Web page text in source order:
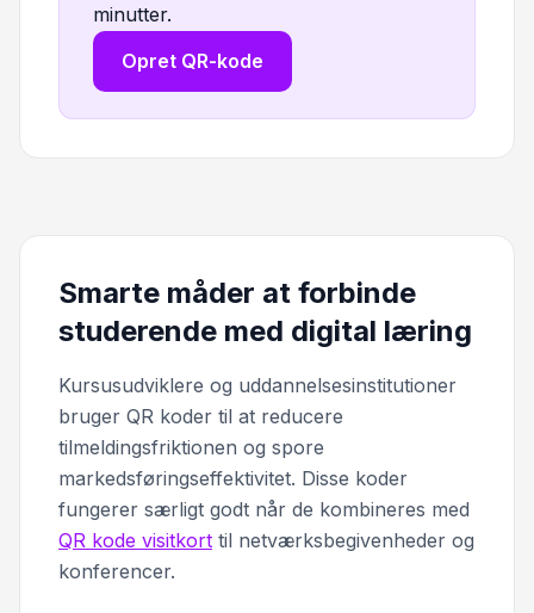
minutter.
Opret QR-kode
Smarte måder at forbinde
studerende med digital læring
Kursusudviklere og uddannelsesinstitutioner
bruger QR koder til at reducere
tilmeldingsfriktionen og spore
markedsføringseffektivitet. Disse koder
fungerer særligt godt når de kombineres med
QR kode visitkort til netværksbegivenheder og
konferencer.